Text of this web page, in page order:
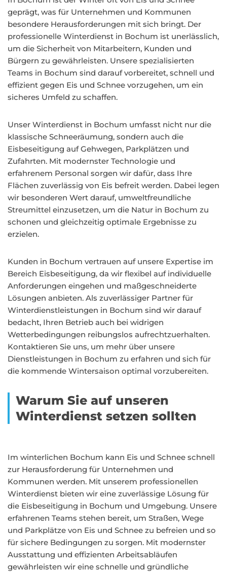
geprägt, was für Unternehmen und Kommunen
besondere Herausforderungen mit sich bringt. Der
professionelle Winterdienst in Bochum ist unerlässlich,
um die Sicherheit von Mitarbeitern, Kunden und
Bürgern zu gewährleisten. Unsere spezialisierten
Teams in Bochum sind darauf vorbereitet, schnell und
effizient gegen Eis und Schnee vorzugehen, um ein
sicheres Umfeld zu schaffen.
Unser Winterdienst in Bochum umfasst nicht nur die
klassische Schneeräumung, sondern auch die
Eisbeseitigung auf Gehwegen, Parkplätzen und
Zufahrten. Mit modernster Technologie und
erfahrenem Personal sorgen wir dafür, dass Ihre
Flächen zuverlässig von Eis befreit werden. Dabei legen
wir besonderen Wert darauf, umweltfreundliche
Streumittel einzusetzen, um die Natur in Bochum zu
schonen und gleichzeitig optimale Ergebnisse zu
erzielen.
Kunden in Bochum vertrauen auf unsere Expertise im
Bereich Eisbeseitigung, da wir flexibel auf individuelle
Anforderungen eingehen und maßgeschneiderte
Lösungen anbieten. Als zuverlässiger Partner für
Winterdienstleistungen in Bochum sind wir darauf
bedacht, Ihren Betrieb auch bei widrigen
Wetterbedingungen reibungslos aufrechtzuerhalten.
Kontaktieren Sie uns, um mehr über unsere
Dienstleistungen in Bochum zu erfahren und sich für
die kommende Wintersaison optimal vorzubereiten.
Warum Sie auf unseren
Winterdienst setzen sollten
Im winterlichen Bochum kann Eis und Schnee schnell
zur Herausforderung für Unternehmen und
Kommunen werden. Mit unserem professionellen
Winterdienst bieten wir eine zuverlässige Lösung für
die Eisbeseitigung in Bochum und Umgebung. Unsere
erfahrenen Teams stehen bereit, um Straßen, Wege
und Parkplätze von Eis und Schnee zu befreien und so
für sichere Bedingungen zu sorgen. Mit modernster
Ausstattung und effizienten Arbeitsabläufen
gewährleisten wir eine schnelle und gründliche